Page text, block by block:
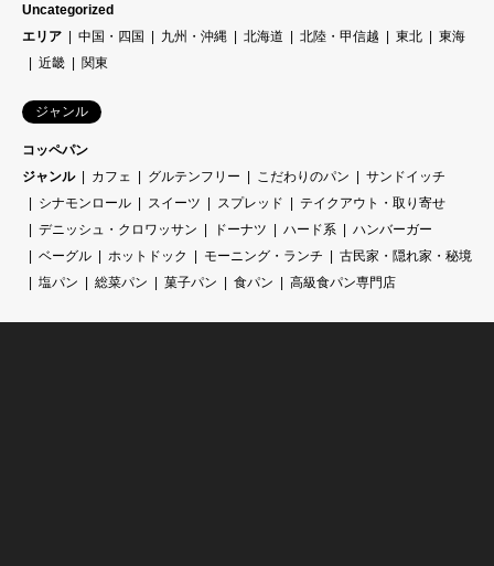
Uncategorized
エリア
中国・四国 九州・沖縄 北海道 北陸・甲信越 東北
東海
近畿
関東
ジャンル
コッペパン
ジャンル
カフェ グルテンフリー こだわりのパン
サンドイッチ
シナモンロール
スイーツ スプレッド
テイクアウト・取り寄せ
デニッシュ・クロワッサン
ドーナツ ハード系
ハンバーガー
ベーグル
ホットドック モーニング・ランチ
古民家・隠れ家・秘境
塩パン
総菜パン 菓子パン 食パン 高級食パン専門店